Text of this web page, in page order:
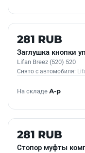
Б/У В НАЛИЧИИ
281 RUB
Заглушка кнопки
Lifan Breez (520) 520
Снято с автомобиля:
На складе А-р
Б/У В НАЛИЧИИ
281 RUB
Стопор муфты